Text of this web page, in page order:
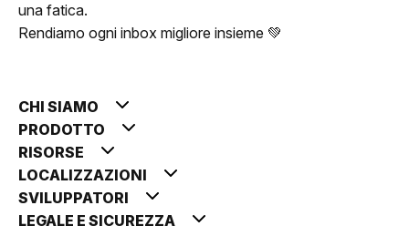
una fatica.
Rendiamo ogni inbox migliore insieme 💚
CHI SIAMO
PRODOTTO
RISORSE
LOCALIZZAZIONI
SVILUPPATORI
LEGALE E SICUREZZA